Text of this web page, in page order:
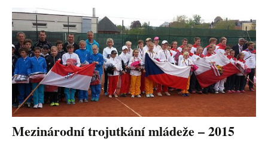
webu
Mezinárodní trojutkání mládeže – 2015